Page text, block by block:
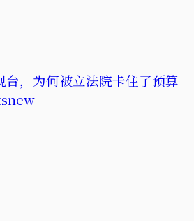
台，为何被立法院卡住了预算